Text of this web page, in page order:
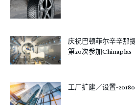
庆祝巴顿菲尔辛辛那
第20次参加Chinaplas
工厂扩建／设置-